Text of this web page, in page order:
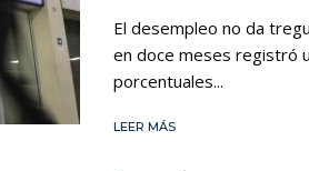
El desempleo no da
en doce meses registró
porcentuales...
LEER MÁS